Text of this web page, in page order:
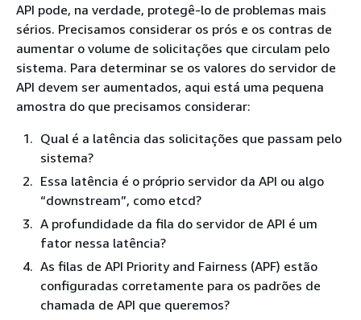
API pode, na verdade, protegê-lo de problemas mais
sérios. Precisamos considerar os prós e os contras de
aumentar o volume de solicitações que circulam pelo
sistema. Para determinar se os valores do servidor de
API devem ser aumentados, aqui está uma pequena
amostra do que precisamos considerar:
Qual é a latência das solicitações que passam pelo
sistema?
Essa latência é o próprio servidor da API ou algo
“downstream”, como etcd?
A profundidade da fila do servidor de API é um
fator nessa latência?
As filas de API Priority and Fairness (APF) estão
configuradas corretamente para os padrões de
chamada de API que queremos?